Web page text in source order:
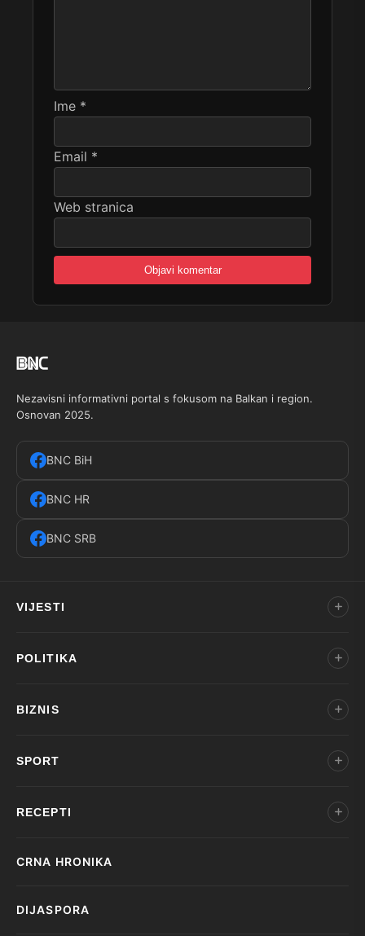
Ime *
Email *
Web stranica
Nezavisni informativni portal s fokusom na Balkan i region.
Osnovan 2025.
BNC BiH
BNC HR
BNC SRB
VIJESTI
POLITIKA
BIZNIS
SPORT
RECEPTI
CRNA HRONIKA
DIJASPORA